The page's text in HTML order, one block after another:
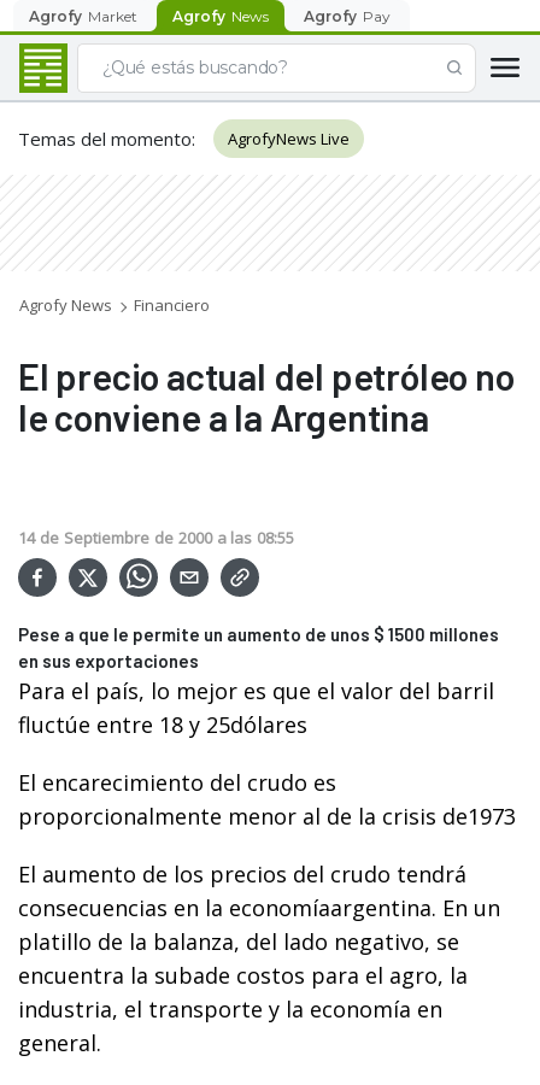
Agrofy Market Agrofy News Agrofy Pay
Temas del momento: AgrofyNews Live
Agrofy News Financiero
El precio actual del petróleo no
le conviene a la Argentina
14 de Septiembre de 2000 a las 08:55
Pese a que le permite un aumento de unos $ 1500 millones
en sus exportaciones
Para el país, lo mejor es que el valor del barril
fluctúe entre 18 y 25dólares
El encarecimiento del crudo es
proporcionalmente menor al de la crisis de1973
El aumento de los precios del crudo tendrá
consecuencias en la economíaargentina. En un
platillo de la balanza, del lado negativo, se
encuentra la subade costos para el agro, la
industria, el transporte y la economía en
general.